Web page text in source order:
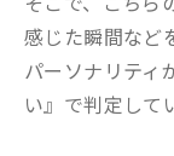
感じた瞬間など
パーソナリティ
い』で判定して